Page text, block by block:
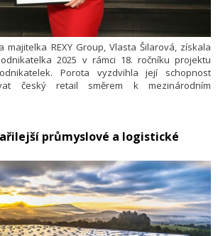
majitelka REXY Group, Vlasta Šilarová, získala
2025 v rámci 18. ročníku projektu
Porota vyzdvihla její schopnost
český retail směrem k mezinárodním
systému. Do finále letošního ročníku
(z 2 123 semifinalistek vybraných z 23 727
odborným garantem projektu ocenila vítězky
průmyslové a logistické